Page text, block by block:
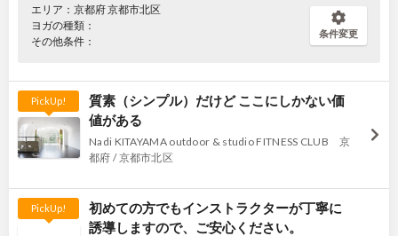
エリア：京都府 京都市北区
ヨガの種類：
その他条件：
条件変更
PickUp!
質素（シンプル）だけど ここにしかない価
値がある
Nadi KITAYAMA outdoor & studio FITNESS CLUB 京
都府 / 京都市北区
PickUp!
初めての方でもインストラクターが丁寧に
誘導しますので、ご安心ください。